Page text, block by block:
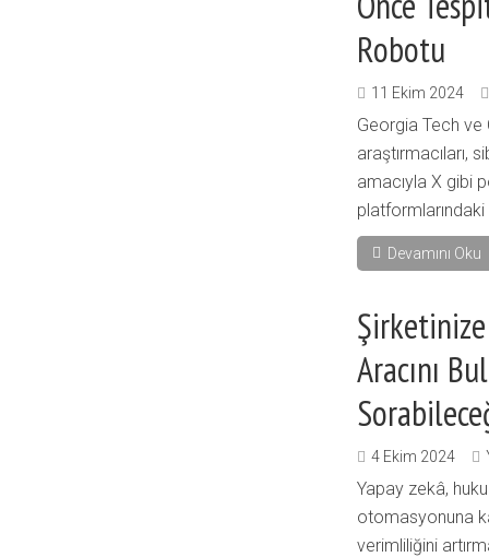
Robotu
11 Ekim 2024
Georgia Tech ve
araştırmacıları,
amacıyla X gibi
Devamını Oku
Aracını
4 Ekim 2024
Yapay zekâ,
otomasyonuna
verimliliğini